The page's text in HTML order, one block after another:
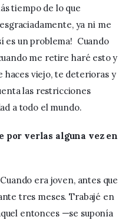
tiempo de lo que
ya ni me
es un problema!  Cuando
me retire haré esto y
viejo, te deterioras y
las restricciones
a todo el mundo.
por verlas alguna vez en
era joven, antes que
tres meses. Trabajé en
entonces —se suponía